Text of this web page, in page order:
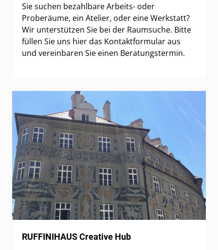
Sie suchen bezahlbare Arbeits- oder
Proberäume, ein Atelier, oder eine Werkstatt?
Wir unterstützen Sie bei der Raumsuche. Bitte
füllen Sie uns hier das Kontaktformular aus
und vereinbaren Sie einen Beratungstermin.
RUFFINIHAUS Creative Hub